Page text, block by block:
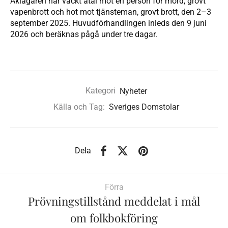
vapenbrott och hot mot tjänsteman, grovt brott, den 2–3
september 2025. Huvudförhandlingen inleds den 9 juni
2026 och beräknas pågå under tre dagar.
Kategori Nyheter
Källa och Tag: Sveriges Domstolar
Dela
Förra
Prövningstillstånd meddelat i mål
om folkbokföring